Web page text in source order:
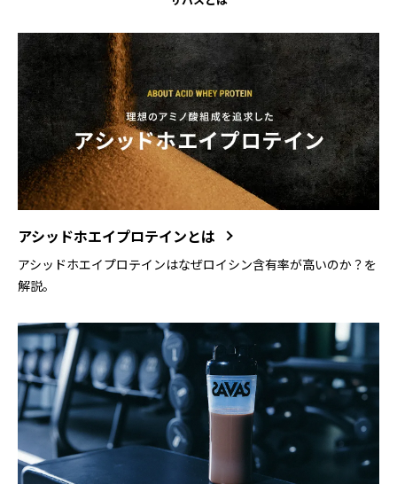
アシッドホエイプロテインとは
アシッドホエイプロテインはなぜロイシン含有率が高いのか？を
解説。